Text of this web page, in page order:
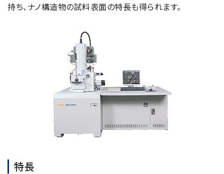
電子ビーム金属3Dプリンター (AM)
成膜関連機器 (電子銃・プラズマ源・他)
材料生成機器 (ナノ粒子合成／ナノ粒子表面改質・電子ビー
お客様紹介 / 開発秘話
開発秘話
持ち、ナノ構造物の試料表面の特長も得られます。
特長